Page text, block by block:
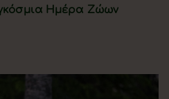
Ημέρα Ζώων